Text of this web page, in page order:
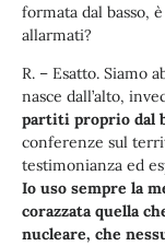
formata dal basso,
allarmati?
R. – Esatto. Siamo
nasce dall’alto,
partiti proprio dal
conferenze sul
testimonianza ed
Io uso sempre la
corazzata quella
nucleare, che